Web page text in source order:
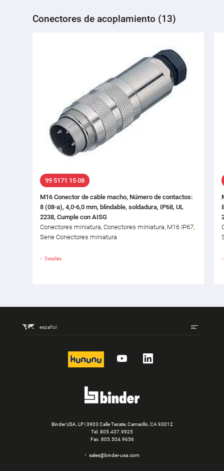
Conectores de acoplamiento (13)
99 5171 15 08
M16 Conector de cable macho, Número de contactos:
8 (08-a), 4,0-6,0 mm, blindable, soldadura, IP68, UL
2238, Cumple con AISG
Conectores miniatura, Conectores miniatura, M16 IP67,
Serie Conectores miniatura
Detalles
español
kununu YouTube
Binder USA, LP | 3903 Calle Tecate, Camarillo, CA 93012
Tel. 805.437.9925
Fax. 805.504.9656
sales@binder-usa.com